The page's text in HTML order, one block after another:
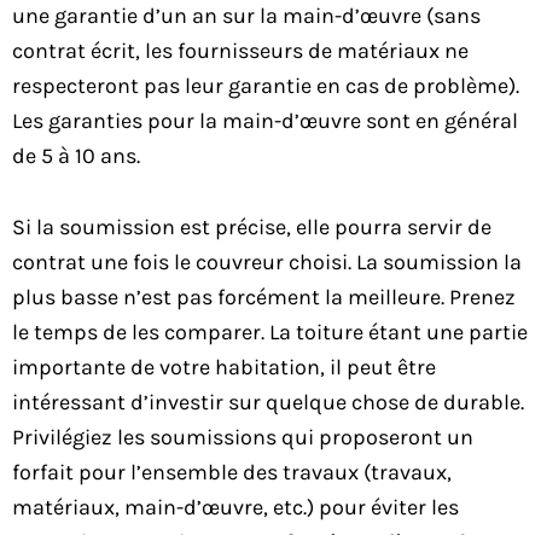
une garantie d’un an sur la main-d’œuvre (sans
contrat écrit, les fournisseurs de matériaux ne
respecteront pas leur garantie en cas de problème).
Les garanties pour la main-d’œuvre sont en général
de 5 à 10 ans.
Si la soumission est précise, elle pourra servir de
contrat une fois le couvreur choisi. La soumission la
plus basse n’est pas forcément la meilleure. Prenez
le temps de les comparer. La toiture étant une partie
importante de votre habitation, il peut être
intéressant d’investir sur quelque chose de durable.
Privilégiez les soumissions qui proposeront un
forfait pour l’ensemble des travaux (travaux,
matériaux, main-d’œuvre, etc.) pour éviter les